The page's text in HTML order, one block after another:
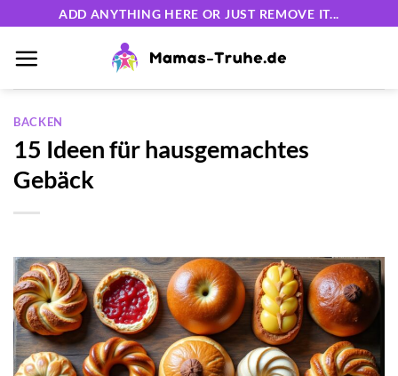
springen
ADD ANYTHING HERE OR JUST REMOVE IT...
BACKEN
15 Ideen für hausgemachtes
Gebäck